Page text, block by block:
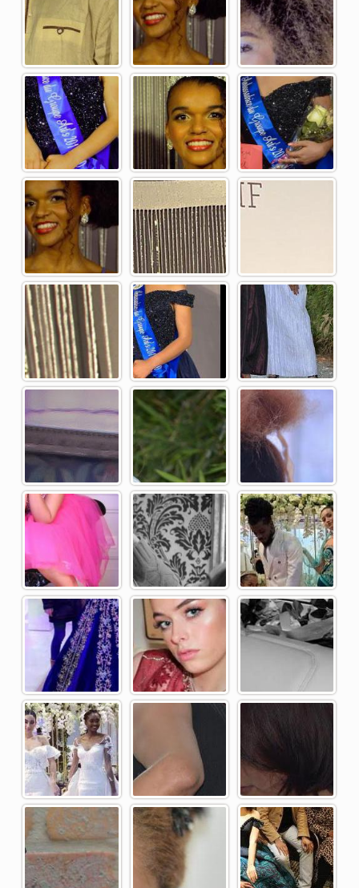
Producteurs
Musiciens
Techniciens
du
spectacle
Ambassadrice
Dauphine(s)